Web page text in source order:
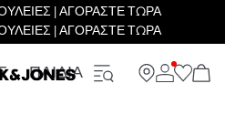
| ΑΓΟΡΑΣΤΕ ΤΩΡΑ
| ΑΓΟΡΑΣΤΕ ΤΩΡΑ
ΠΑΙΔΙΑ